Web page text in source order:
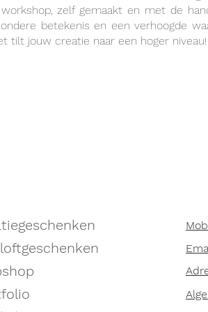
zelf gemaakt en met de
betekenis en een verhoogde
tilt jouw creatie naar een hoger niveau!